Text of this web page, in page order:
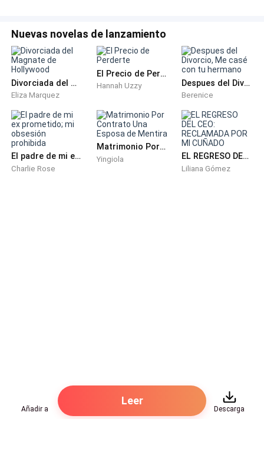
Nuevas novelas de lanzamiento
Divorciada del Magnate de Hollywood
Eliza Marquez
El Precio de Perderte
Hannah Uzzy Despues del Divorcio, Me casé con tu hermano
Berenice
El padre de mi ex prometido; mi obsesión prohibida
Charlie Rose
Matrimonio Por Contrato Una Esposa de Mentira
Yingiola EL REGRESO DEL CEO: RECLAMADA POR MI CUÑADO
Liliana Gómez
Añadir a
Leer
Descarga